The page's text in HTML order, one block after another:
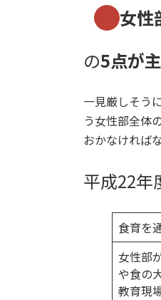
女性
の5点が
一見厳しそう
う女性部全体
おかなければ
平成22年
食育を
女性部
や食の
教育現